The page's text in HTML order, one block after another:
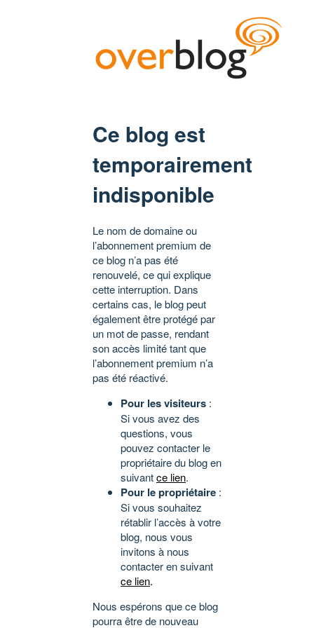
Ce blog est
temporairement
indisponible
Le nom de domaine ou
l’abonnement premium de
ce blog n’a pas été
renouvelé, ce qui explique
cette interruption. Dans
certains cas, le blog peut
également être protégé par
un mot de passe, rendant
son accès limité tant que
l’abonnement premium n’a
pas été réactivé.
Pour les visiteurs :
Si vous avez des
questions, vous
pouvez contacter le
propriétaire du blog en
suivantce lien.
Pour le propriétaire :
Si vous souhaitez
rétablir l’accès à votre
blog, nous vous
invitons à nous
contacter en suivant
ce lien.
Nous espérons que ce blog
pourra être de nouveau